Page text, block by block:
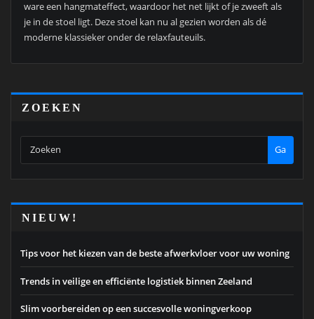
ware een hangmateffect, waardoor het net lijkt of je zweeft als
je in de stoel ligt. Deze stoel kan nu al gezien worden als dé
moderne klassieker onder de relaxfauteuils.
ZOEKEN
Ga
NIEUW!
Tips voor het kiezen van de beste afwerkvloer voor uw woning
Trends in veilige en efficiënte logistiek binnen Zeeland
Slim voorbereiden op een succesvolle woningverkoop